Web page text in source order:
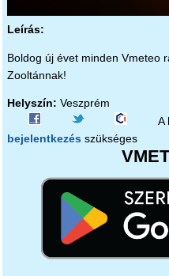
Leírás:
Boldog új évet minden Vmeteo
Zooltánnak!
Helyszín: Veszprém
A
bejelentkezés szükséges